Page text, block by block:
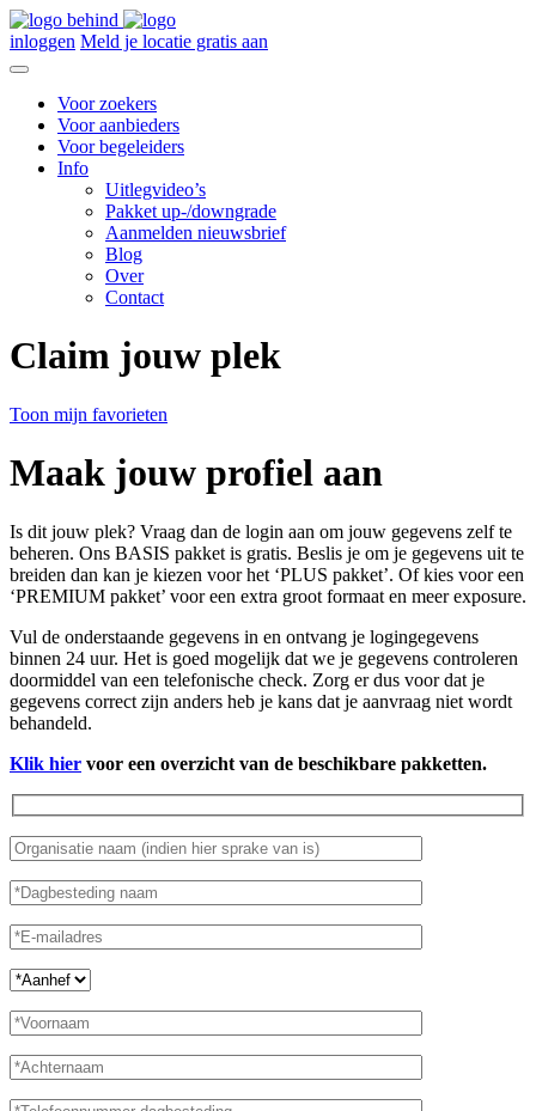
inloggen Meld je locatie gratis aan
Voor zoekers
Voor aanbieders
Voor begeleiders
Info
Uitlegvideo’s
Pakket up-/downgrade
Aanmelden nieuwsbrief
Blog
Over
Contact
Claim jouw plek
Toon mijn favorieten
Maak jouw profiel aan
Is dit jouw plek? Vraag dan de login aan om jouw gegevens zelf te
beheren. Ons BASIS pakket is gratis. Beslis je om je gegevens uit te
breiden dan kan je kiezen voor het ‘PLUS pakket’. Of kies voor een
‘PREMIUM pakket’ voor een extra groot formaat en meer exposure.
Vul de onderstaande gegevens in en ontvang je logingegevens
binnen 24 uur. Het is goed mogelijk dat we je gegevens controleren
doormiddel van een telefonische check. Zorg er dus voor dat je
gegevens correct zijn anders heb je kans dat je aanvraag niet wordt
behandeld.
Klik hier voor een overzicht van de beschikbare pakketten.